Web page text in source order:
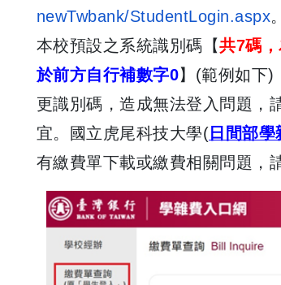
newTwbank/StudentLogin.aspx。
本校預設之系統識別碼【共7碼
於前方自行補數字0】(範例如下)
更識別碼，造成無法登入問題，
宜。國立虎尾科技大學( 日間部學
有繳費單下載或繳費相關問題，